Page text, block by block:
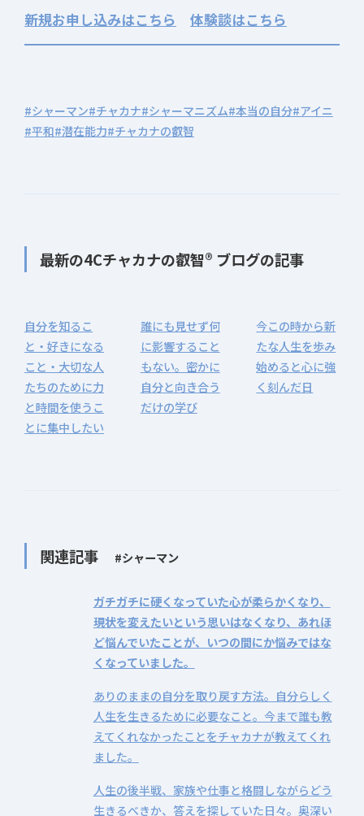
新規お申し込みはこちら 体験談はこちら
#シャーマン#チャカナ#シャーマニズム#本当の自分#アイニ
#平和#潜在能力#チャカナの叡智
最新の4Cチャカナの叡智® ブログの記事
自分を知るこ
と・好きになる
こと・大切な人
たちのために力
と時間を使うこ
とに集中したい
誰にも見せず何
に影響すること
もない。密かに
自分と向き合う
だけの学び
今この時から新
たな人生を歩み
始めると心に強
く刻んだ日
関連記事 #シャーマン
ガチガチに硬くなっていた心が柔らかくなり、
現状を変えたいという思いはなくなり、 あれほ
ど悩んでいたことが、いつの間にか悩みではな
くなっていました。
ありのままの自分を取り戻す方法。自分らしく
人生を生きるために必要なこと。今まで誰も教
えてくれなかったことをチャカナが教えてくれ
ました。
人生の後半戦、家族や仕事と格闘しながらどう
生きるべきか、答えを探していた日々。奥深い